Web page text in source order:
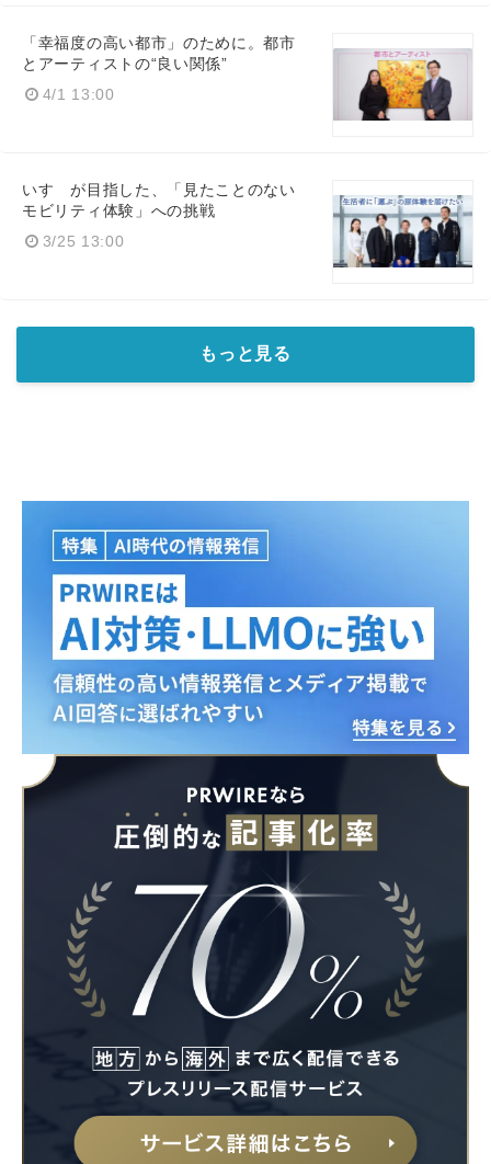
「幸福度の高い都市」のために。都市
とアーティストの“良い関係”
4/1 13:00
いすゞが目指した、「見たことのない
モビリティ体験」への挑戦
3/25 13:00
もっと見る